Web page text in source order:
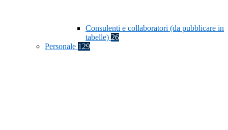
Consulenti e collaboratori (da pubblicare in
tabelle) 26
Personale 129